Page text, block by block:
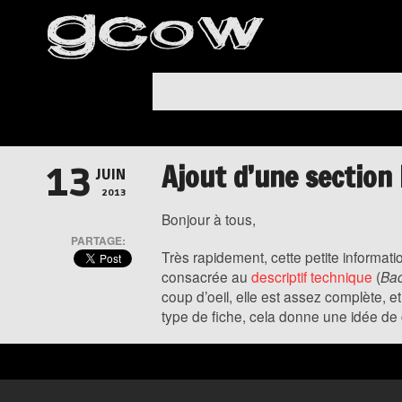
13 JUIN
2013
PARTAGE:
Ajout d’une section
Bonjour à tous,
Très rapidement, cette petite
consacrée au descriptif technique (
coup d’oeil, elle est assez complète,
type de fiche, cela donne une idée